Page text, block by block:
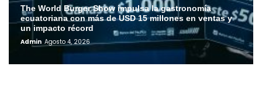
The World Burger Show impulsa la gastronomía
ecuatoriana con más de USD 15 millones en ventas y
un impacto récord
Admin Agosto 4, 2026